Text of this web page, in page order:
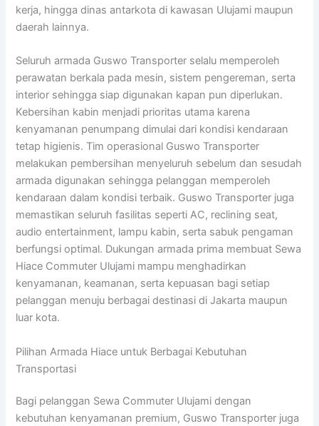
kerja, hingga dinas antarkota di kawasan Ulujami maupun
daerah lainnya.
Seluruh armada Guswo Transporter selalu memperoleh
perawatan berkala pada mesin, sistem pengereman, serta
interior sehingga siap digunakan kapan pun diperlukan.
Kebersihan kabin menjadi prioritas utama karena
kenyamanan penumpang dimulai dari kondisi kendaraan
tetap higienis. Tim operasional Guswo Transporter
melakukan pembersihan menyeluruh sebelum dan sesudah
armada digunakan sehingga pelanggan memperoleh
kendaraan dalam kondisi terbaik. Guswo Transporter juga
memastikan seluruh fasilitas seperti AC, reclining seat,
audio entertainment, lampu kabin, serta sabuk pengaman
berfungsi optimal. Dukungan armada prima membuat Sewa
Hiace Commuter Ulujami mampu menghadirkan
kenyamanan, keamanan, serta kepuasan bagi setiap
pelanggan menuju berbagai destinasi di Jakarta maupun
luar kota.
Pilihan Armada Hiace untuk Berbagai Kebutuhan
Transportasi
Bagi pelanggan Sewa Commuter Ulujami dengan
kebutuhan kenyamanan premium, Guswo Transporter juga